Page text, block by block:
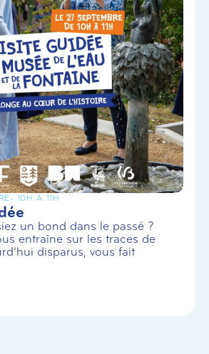
- 10H À 11H
un bond dans le passé ?
entraîne sur les traces de
disparus, vous fait